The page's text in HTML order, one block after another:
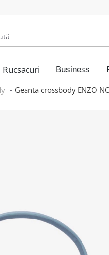
Rucsacuri Business
Geanta crossbody ENZO